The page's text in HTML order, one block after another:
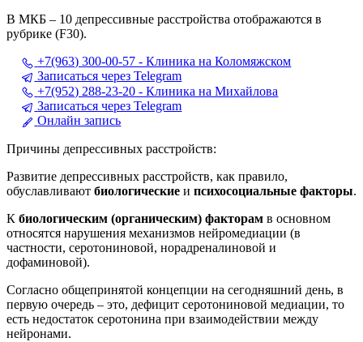
В МКБ – 10 депрессивные расстройства отображаются в
рубрике (F30).
+7(963) 300-00-57 - Клиника на Коломяжском
Записаться через Telegram
+7(952) 288-23-20 - Клиника на Михайлова
Записаться через Telegram
Онлайн запись
Причины депрессивных расстройств:
Развитие депрессивных расстройств, как правило,
обуславливают биологические и психосоциальные факторы.
К биологическим (органическим) факторам в основном
относятся нарушения механизмов нейромедиации (в
частности, серотониновой, норадреналиновой и
дофаминовой).
Согласно общепринятой концепции на сегодняшний день, в
первую очередь – это, дефицит серотониновой медиации, то
есть недостаток серотонина при взаимодействии между
нейронами.